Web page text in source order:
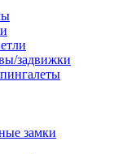
задвижки
замки